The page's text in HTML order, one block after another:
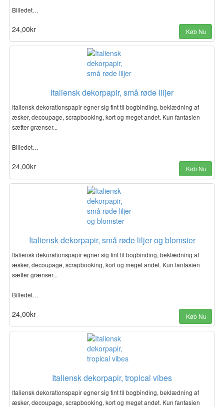
Billedet…
24,00kr Køb Nu
Italiensk dekorpapir, små røde liljer
Italiensk dekorationspapir egner sig fint til bogbinding, beklædning af
æsker, decoupage, scrapbooking, kort og meget andet. Kun fantasien
sætter grænser...
Billedet…
24,00kr Køb Nu
Italiensk dekorpapir, små røde liljer og blomster
Italiensk dekorationspapir egner sig fint til bogbinding, beklædning af
æsker, decoupage, scrapbooking, kort og meget andet. Kun fantasien
sætter grænser...
Billedet…
24,00kr Køb Nu
Italiensk dekorpapir, tropical vibes
Italiensk dekorationspapir egner sig fint til bogbinding, beklædning af
æsker, decoupage, scrapbooking, kort og meget andet. Kun fantasien